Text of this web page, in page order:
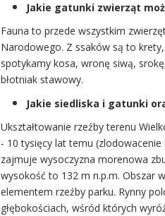
Jakie gatunki zwierząt
Fauna to przede wszystkim
Narodowego. Z ssaków są to
spotykamy kosa, wronę siwą,
błotniak stawowy.
Jakie siedliska i gatunki
Ukształtowanie rzeźby terenu
- 10 tysięcy lat temu
zajmuje wysoczyzna morenowa
wysokość to 132 m n.p.m. Obszar
elementem rzeźby parku. Rynny
głębokościach, wśród których